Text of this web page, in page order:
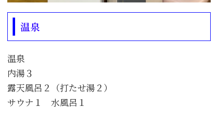
温泉
温泉
内湯３
露天風呂２（打たせ湯２）
サウナ１ 水風呂１